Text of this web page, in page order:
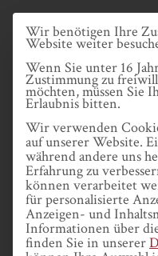
Skip
main
content
Wir benötigen Ihre
Website weiter
Wenn Sie unter 16
Zustimmung zu
möchten, müssen Sie
Erlaubnis bitten.
Wir verwenden
auf unserer Website.
während andere uns
Erfahrung zu
können verarbeitet
für personalisierte
Anzeigen- und
Informationen über
finden Sie in unserer